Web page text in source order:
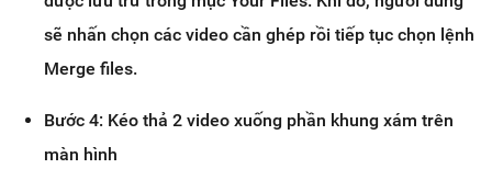
sẽ nhấn chọn các video cần ghép rồi tiếp tục chọn lệnh
Merge files.
Bước 4: Kéo thả 2 video xuống phần khung xám trên
màn hình